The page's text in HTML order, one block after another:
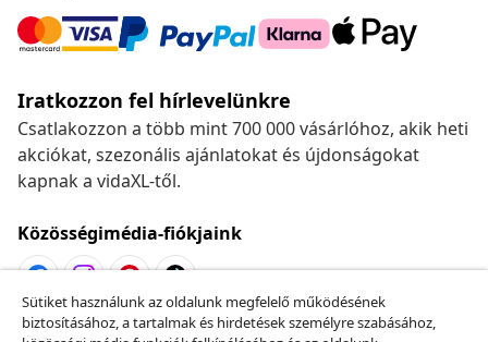
Iratkozzon fel hírlevelünkre
Csatlakozzon a több mint 700 000 vásárlóhoz, akik heti
akciókat, szezonális ajánlatokat és újdonságokat
kapnak a vidaXL-től.
Közösségimédia-fiókjaink
Szerződéstől való elállás
Sütiket használunk az oldalunk megfelelő működésének
biztosításához, a tartalmak és hirdetések személyre szabásához,